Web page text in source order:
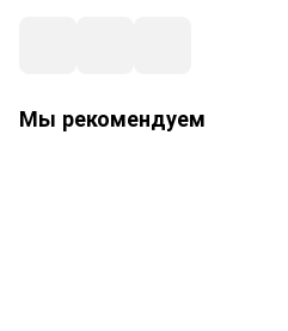
Мы рекомендуем